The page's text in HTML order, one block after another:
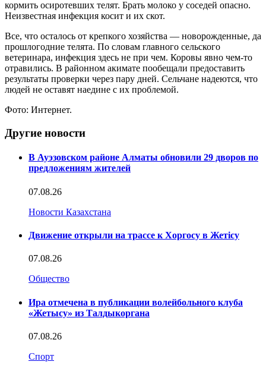
кормить осиротевших телят. Брать молоко у соседей опасно.
Неизвестная инфекция косит и их скот.
Все, что осталось от крепкого хозяйства — новорожденные, да
прошлогодние телята. По словам главного сельского
ветеринара, инфекция здесь не при чем. Коровы явно чем-то
отравились. В районном акимате пообещали предоставить
результаты проверки через пару дней. Сельчане надеются, что
людей не оставят наедине с их проблемой.
Фото: Интернет.
Другие новости
В Ауэзовском районе Алматы обновили 29 дворов по
предложениям жителей
07.08.26
Новости Казахстана
Движение открыли на трассе к Хоргосу в Жетісу
07.08.26
Общество
Ира отмечена в публикации волейбольного клуба
«Жетысу» из Талдыкоргана
07.08.26
Спорт